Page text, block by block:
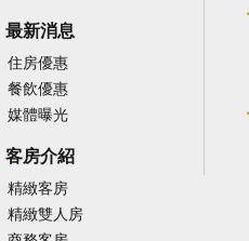
最新消息
住房優惠
餐飲優惠
媒體曝光
客房介紹
精緻客房
精緻雙人房